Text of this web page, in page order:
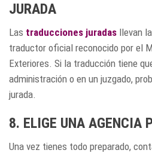
JURADA
Las traducciones juradas llevan
traductor oficial reconocido por el
Exteriores. Si la traducción tiene
administración o en un juzgado,
jurada.
8. ELIGE UNA AGENCIA
Una vez tienes todo preparado,